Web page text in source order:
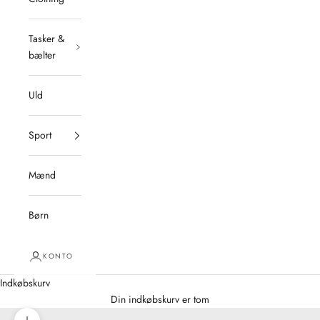
Tasker &
bælter
Uld
Sport
Mænd
Børn
KONTO
Indkøbskurv
Din indkøbskurv er tom